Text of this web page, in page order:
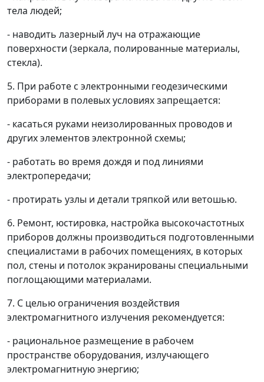
тела людей;
- наводить лазерный луч на отражающие
поверхности (зеркала, полированные материалы,
стекла).
5. При работе с электронными геодезическими
приборами в полевых условиях запрещается:
- касаться руками неизолированных проводов и
других элементов электронной схемы;
- работать во время дождя и под линиями
электропередачи;
- протирать узлы и детали тряпкой или ветошью.
6. Ремонт, юстировка, настройка высокочастотных
приборов должны производиться подготовленными
специалистами в рабочих помещениях, в которых
пол, стены и потолок экранированы специальными
поглощающими материалами.
7. С целью ограничения воздействия
электромагнитного излучения рекомендуется:
- рациональное размещение в рабочем
пространстве оборудования, излучающего
электромагнитную энергию;